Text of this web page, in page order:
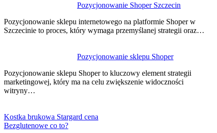
Pozycjonowanie Shoper Szczecin
Pozycjonowanie sklepu internetowego na platformie Shoper w
Szczecinie to proces, który wymaga przemyślanej strategii oraz…
Pozycjonowanie sklepu Shoper
Pozycjonowanie sklepu Shoper to kluczowy element strategii
marketingowej, który ma na celu zwiększenie widoczności
witryny…
Kostka brukowa Stargard cena
Bezglutenowe co to?